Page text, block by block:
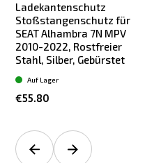
Ladekantenschutz
Stoßstangenschutz für
SEAT Alhambra 7N MPV
2010-2022, Rostfreier
Stahl, Silber, Gebürstet
€55.80
Auf Lager